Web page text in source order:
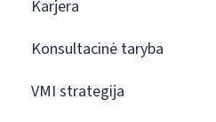
Karjera
Konsultacinė taryba
VMI strategija